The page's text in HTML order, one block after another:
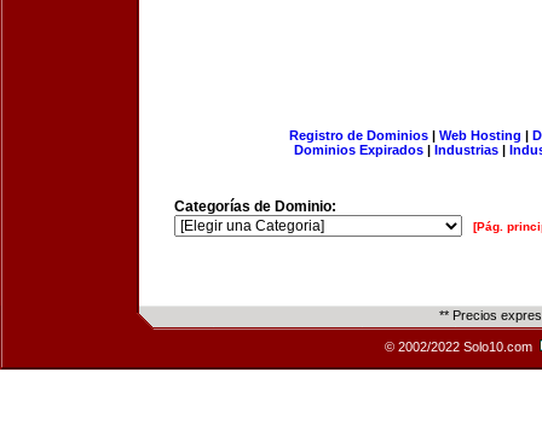
Registro de Dominios| Web Hosting |
Dominios Expirados | Industrias |
Categorías de Dominio:
[Pág.
** Precios
© 2002/2022 Solo10.com